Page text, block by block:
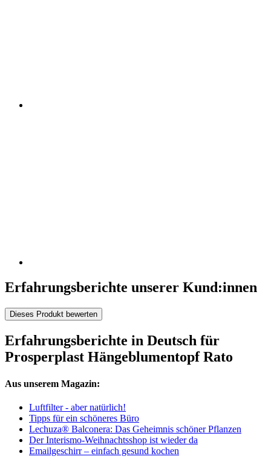
Erfahrungsberichte unserer Kund:innen
Dieses Produkt bewerten
Erfahrungsberichte in Deutsch für
Prosperplast Hängeblumentopf Rato
Aus unserem Magazin:
Luftfilter - aber natürlich!
Tipps für ein schöneres Büro
Lechuza® Balconera: Das Geheimnis schöner Pflanzen
Der Interismo-Weihnachtsshop ist wieder da
Emailgeschirr – einfach gesund kochen